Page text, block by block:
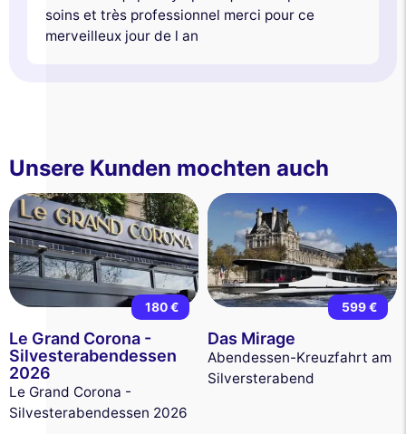
soins et très professionnel merci pour ce
merveilleux jour de l an
Unsere Kunden mochten auch
180 €
Le Grand Corona -
Silvesterabendessen
2026
Le Grand Corona -
Silvesterabendessen 2026
599 €
Das Mirage
Abendessen-Kreuzfahrt am
Silversterabend